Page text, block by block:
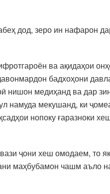
дод, зеро ин нафарон
ва ақидаҳои
бадхоҳони
нишон медиҳанд ва дар
намуда мекушанд, ки
нопоку ғаразноки
ҷони хеш омодаем, то
маҳбубамон чашм аъло